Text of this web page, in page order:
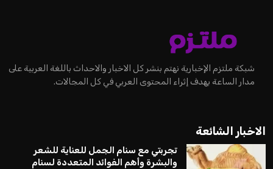
شبكة ملتزم الإخبارية نهتم بنشر كل الاخبار والاحداث باللغة العربية على
مدار الساعة بهدف إثراء المحتوى العربي في كل المجالات.
الاخبار الشائعة
تجربتي مع سنام الجمل للعناية للشعر
والبشرة وأهم الفوائد المتعددة لسنام